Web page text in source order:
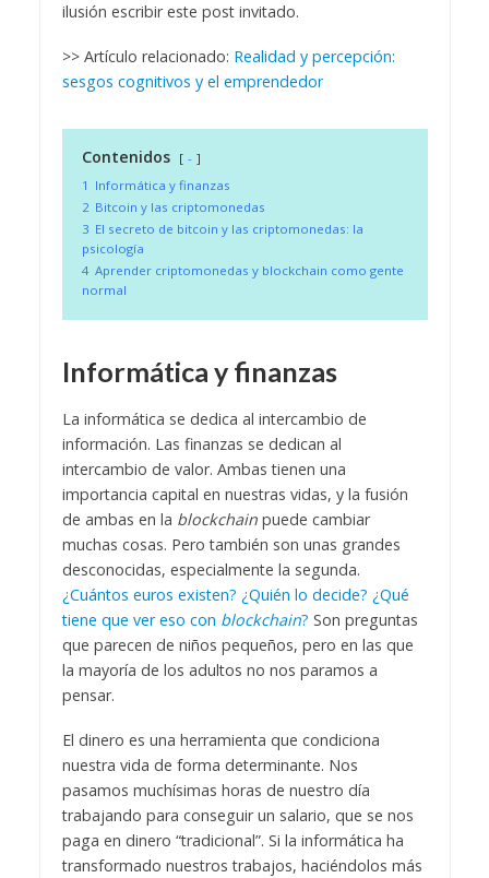
ilusión escribir este post invitado.
>> Artículo relacionado: Realidad y percepción:
sesgos cognitivos y el emprendedor
Contenidos
-
1 Informática y finanzas
2 Bitcoin y las criptomonedas
3 El secreto de bitcoin y las criptomonedas: la
psicología
4 Aprender criptomonedas y blockchain como gente
normal
Informática y finanzas
La informática se dedica al intercambio de
información. Las finanzas se dedican al
intercambio de valor. Ambas tienen una
importancia capital en nuestras vidas, y la fusión
de ambas en la blockchainpuede cambiar
muchas cosas. Pero también son unas grandes
desconocidas, especialmente la segunda.
¿Cuántos euros existen? ¿Quién lo decide? ¿Qué
tiene que ver eso con blockchain? Son preguntas
que parecen de niños pequeños, pero en las que
la mayoría de los adultos no nos paramos a
pensar.
El dinero es una herramienta que condiciona
nuestra vida de forma determinante. Nos
pasamos muchísimas horas de nuestro día
trabajando para conseguir un salario, que se nos
paga en dinero “tradicional”. Si la informática ha
transformado nuestros trabajos, haciéndolos más